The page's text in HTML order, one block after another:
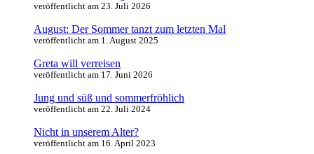
veröffentlicht am 23. Juli 2026
August: Der Sommer tanzt zum letzten Mal
veröffentlicht am 1. August 2025
Greta will verreisen
veröffentlicht am 17. Juni 2026
Jung und süß und sommerfröhlich
veröffentlicht am 22. Juli 2024
Nicht in unserem Alter?
veröffentlicht am 16. April 2023